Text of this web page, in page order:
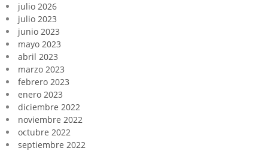
julio 2026
julio 2023
junio 2023
mayo 2023
abril 2023
marzo 2023
febrero 2023
enero 2023
diciembre 2022
noviembre 2022
octubre 2022
septiembre 2022